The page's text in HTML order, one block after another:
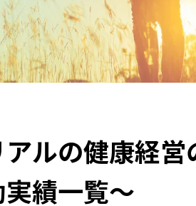
気鉛 健康経営 資源循環
resource
アルの健康経
績一覧～